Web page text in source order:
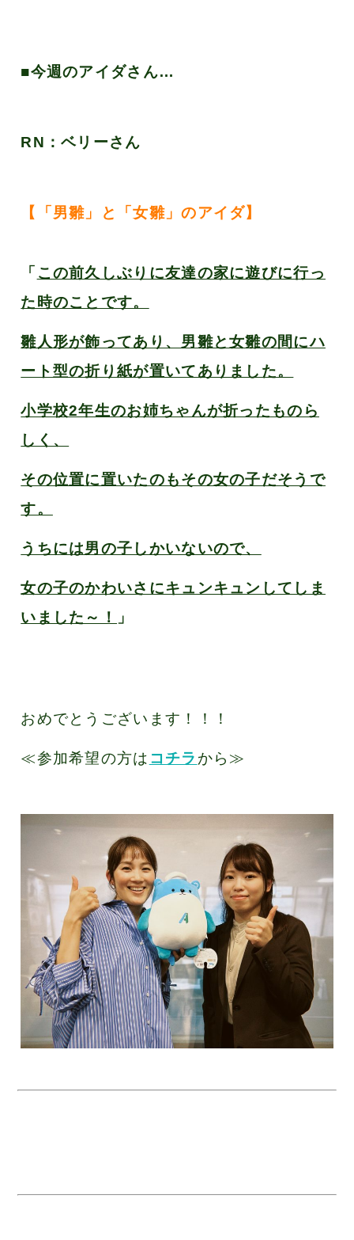
■今週のアイダさん…
RN：ベリーさん
【「男雛」と「女雛」のアイダ】
「 この前久しぶりに友達の家に遊びに行っ
た時のことです。
雛人形が飾ってあり、男雛と女雛の間にハ
ート型の折り紙が置いてありました。
小学校2年生のお姉ちゃんが折ったものら
しく、
その位置に置いたのもその女の子だそうで
す。
うちには男の子しかいないので、
女の子のかわいさにキュンキュンしてしま
いました～！
」
おめでとうございます！！！
≪参加希望の方は コチラ から≫